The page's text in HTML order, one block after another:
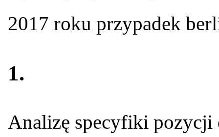
2017 roku przypadek
1.
Analizę specyfiki pozycji